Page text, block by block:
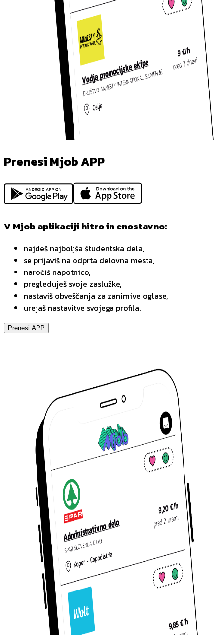
Prenesi Mjob APP
V Mjob aplikaciji hitro in enostavno:
najdeš najboljša študentska dela,
se prijaviš na odprta delovna mesta,
naročiš napotnico,
pregleduješ svoje zaslužke,
nastaviš obveščanja za zanimive oglase,
urejaš nastavitve svojega profila.
Prenesi APP